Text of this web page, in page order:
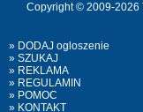
Copyright © 2009-2026
» DODAJ ogloszenie
» SZUKAJ
» REKLAMA
» REGULAMIN
» POMOC
» KONTAKT